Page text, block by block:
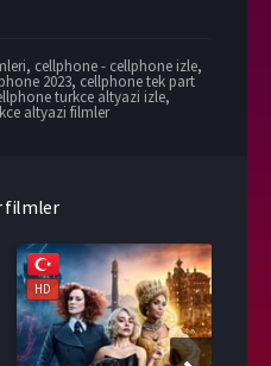
, cellphone - cellphone izle,
2023, cellphone tek part
turkce altyazi izle,
altyazi filmler
filmler
HD